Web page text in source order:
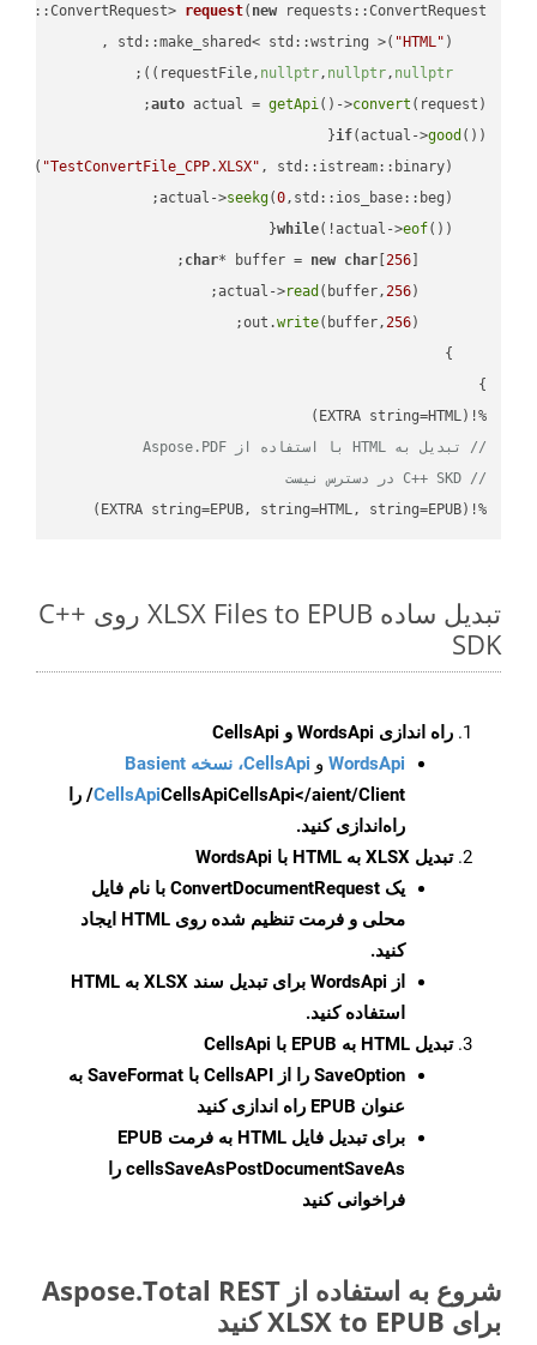
request( new
"HTML"
    requestFile,
nullptr, nullptr, nullptr
))
;
auto actual = getApi()->convert (request);
if(actual->good
( "TestConvertFile_CPP.XLSX" , std::istream::binary)
seekg(0
while(!actual->eof
char* buffer = new char[ 256
read (buffer,256
write(buffer,256
%!(EXTRA string=HTML)
// تبدیل به HTML با استفاده از Aspose.PDF
// C++ SKD در دسترس نیست
%!(EXTRA string=EPUB, string=HTML, string=EPUB)
تبدیل ساده XLSX Files to EPUB روی C++
SDK
راه اندازی WordsApi و CellsApi
WordsApi و CellsApi، نسخه Basient
CellsApiCellsApi
CellsApi</aient/Client/ را
راه‌اندازی کنید.
تبدیل XLSX به HTML با WordsApi
یک ConvertDocumentRequest با نام فایل
محلی و فرمت تنظیم شده روی HTML ایجاد
کنید.
از WordsApi برای تبدیل سند XLSX به HTML
استفاده کنید.
تبدیل HTML به EPUB با CellsApi
SaveOption
را از CellsAPI با SaveFormat به
عنوان EPUB راه اندازی کنید
برای تبدیل فایل HTML به فرمت
EPUB
cellsSaveAsPostDocumentSaveAs را
فراخوانی کنید
شروع به استفاده از Aspose.Total REST
برای XLSX to EPUB کنید